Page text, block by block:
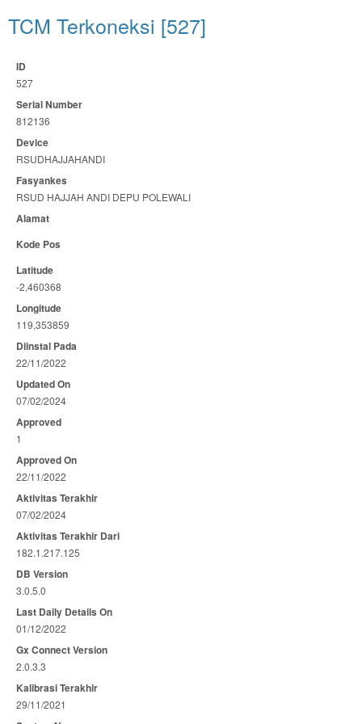
TCM Terkoneksi [527]
ID
527
Serial Number
812136
Device
RSUDHAJJAHANDI
Fasyankes
RSUD HAJJAH ANDI DEPU POLEWALI
Alamat
Kode Pos
Latitude
-2,460368
Longitude
119,353859
Diinstal Pada
22/11/2022
Updated On
07/02/2024
Approved
1
Approved On
22/11/2022
Aktivitas Terakhir
07/02/2024
Aktivitas Terakhir Dari
182.1.217.125
DB Version
3.0.5.0
Last Daily Details On
01/12/2022
Gx Connect Version
2.0.3.3
Kalibrasi Terakhir
29/11/2021